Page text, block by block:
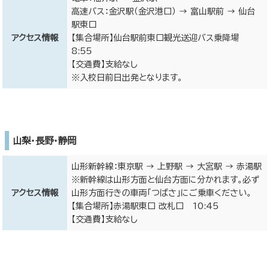
アクセス情報
高速バス：金沢駅（金沢港口） → 富山駅前 → 仙台
駅東口
【集合場所】仙台駅前東口観光送迎バス乗降場
8:55
【交通費】支給なし
※入校日前日出発となります。
山梨・長野・静岡
アクセス情報
山形新幹線：東京駅 → 上野駅 → 大宮駅 → 赤湯駅
※新幹線は山形方面と仙台方面に分かれます。必ず
山形方面行きの車両「つばさ」にご乗車ください。
【集合場所】赤湯駅東口 改札口 10:45
【交通費】支給なし